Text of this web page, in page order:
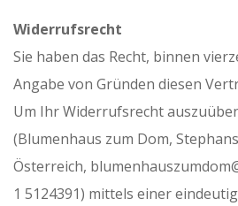
Widerrufsrecht
Sie haben das Recht, binnen
Angabe von Gründen diesen
Um Ihr Widerrufsrecht
(Blumenhaus zum Dom,
Österreich,
1 5124391) mittels einer